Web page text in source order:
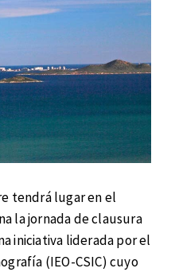
tendrá lugar en el
la jornada de clausura
iniciativa liderada por el
(IEO-CSIC) cuyo